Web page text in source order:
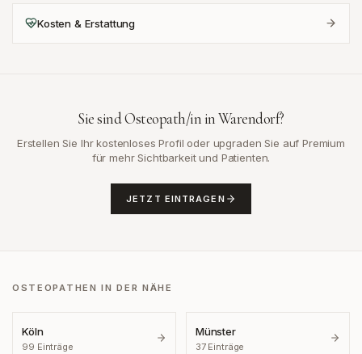
Kosten & Erstattung
Sie sind Osteopath/in inWarendorf?
Erstellen Sie Ihr kostenloses Profil oder upgraden Sie auf Premium
für mehr Sichtbarkeit und Patienten.
JETZT EINTRAGEN
OSTEOPATHEN IN DER NÄHE
Köln
99 Einträge
Münster
37Einträge